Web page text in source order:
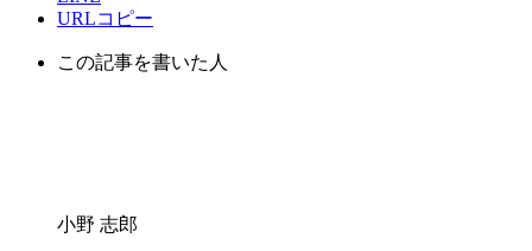
URLコピー
この記事を書いた人
小野 志郎